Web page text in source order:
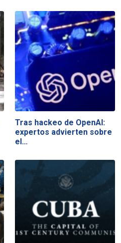
Tras hackeo de OpenAI:
expertos advierten sobre
el…